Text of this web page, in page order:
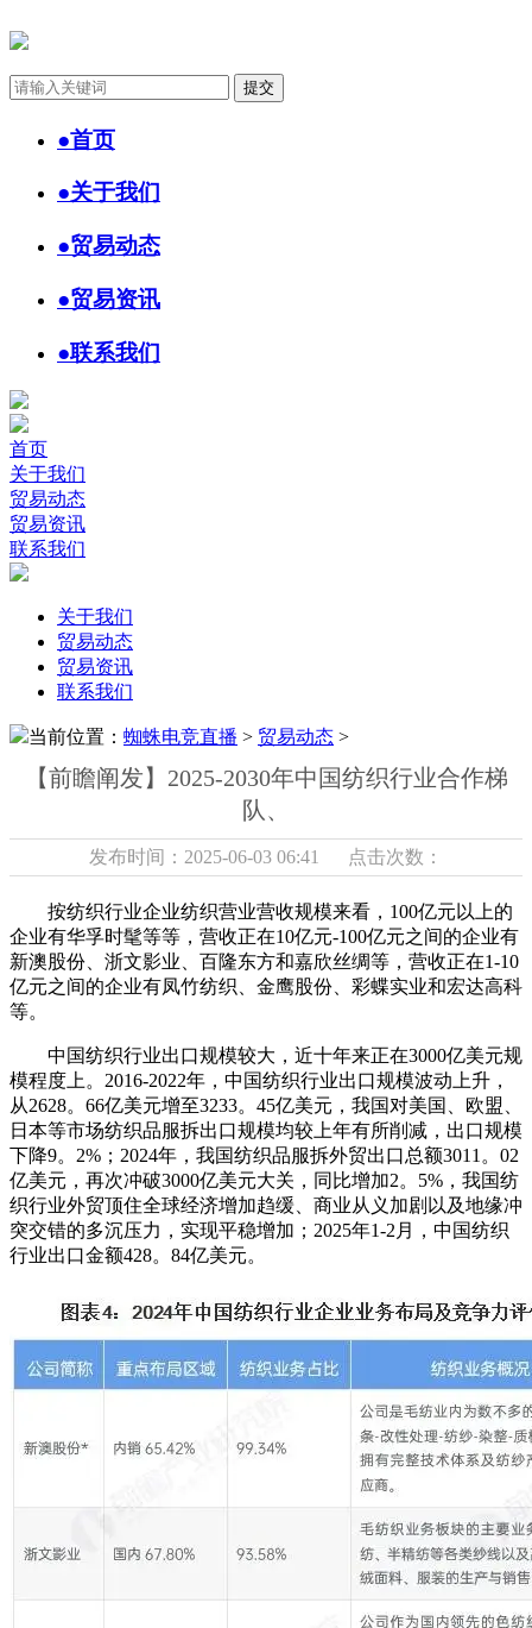
●首页
●关于我们
●贸易动态
●贸易资讯
●联系我们
首页
关于我们
贸易动态
贸易资讯
联系我们
关于我们
贸易动态
贸易资讯
联系我们
当前位置： 蜘蛛电竞直播 > 贸易动态 >
【前瞻阐发】2025-2030年中国纺织行业合作梯
队、
发布时间：2025-06-03 06:41 点击次数：
按纺织行业企业纺织营业营收规模来看，100亿元以上的
企业有华孚时髦等等，营收正在10亿元-100亿元之间的企业有
新澳股份、浙文影业、百隆东方和嘉欣丝绸等，营收正在1-10
亿元之间的企业有凤竹纺织、金鹰股份、彩蝶实业和宏达高科
等。
中国纺织行业出口规模较大，近十年来正在3000亿美元规
模程度上。2016-2022年，中国纺织行业出口规模波动上升，
从2628。66亿美元增至3233。45亿美元，我国对美国、欧盟、
日本等市场纺织品服拆出口规模均较上年有所削减，出口规模
下降9。2%；2024年，我国纺织品服拆外贸出口总额3011。02
亿美元，再次冲破3000亿美元大关，同比增加2。5%，我国纺
织行业外贸顶住全球经济增加趋缓、商业从义加剧以及地缘冲
突交错的多沉压力，实现平稳增加；2025年1-2月，中国纺织
行业出口金额428。84亿美元。